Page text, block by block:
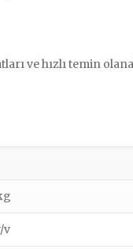
ve hızlı temin
v